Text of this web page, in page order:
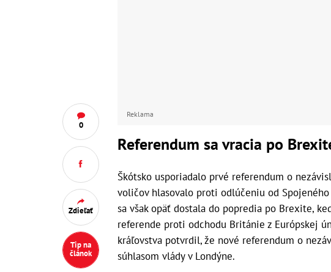
0
Zdieľať
Tip na
článok
Reklama
Referendum sa vracia po
Škótsko usporiadalo prvé referendum o
voličov hlasovalo proti odlúčeniu od
sa však opäť dostala do popredia po Brexite,
referende proti odchodu Británie z Európskej
kráľovstva potvrdil, že nové referendum o
súhlasom vlády v Londýne.